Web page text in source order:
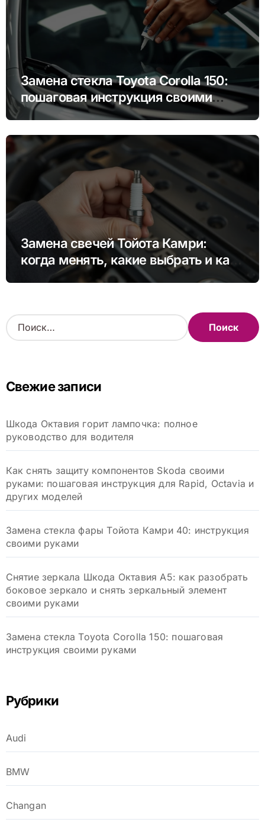
Замена стекла Toyota Corolla 150:
пошаговая инструкция своими
руками
Замена свечей Тойота Камри:
когда менять, какие выбрать и как
сделать это самому
Н
а
:Свежие записи
Шкода Октавия горит лампочка: полное
руководство для водителя
Как снять защиту компонентов Skoda своими
руками: пошаговая инструкция для Rapid, Octavia и
других моделей
Замена стекла фары Тойота Камри 40: инструкция
своими руками
Снятие зеркала Шкода Октавия А5: как разобрать
боковое зеркало и снять зеркальный элемент
своими руками
Замена стекла Toyota Corolla 150: пошаговая
инструкция своими руками
Рубрики
Audi
BMW
Changan